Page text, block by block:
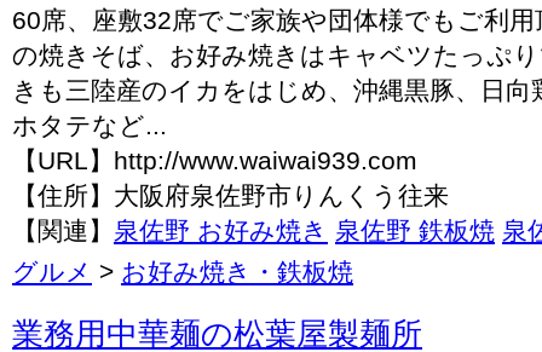
60席、座敷32席でご家族や団体様でもご利
の焼きそば、お好み焼きはキャベツたっぷ
きも三陸産のイカをはじめ、沖縄黒豚、日向
ホタテなど...
【URL】http://www.waiwai939.com
【住所】大阪府泉佐野市りんくう往来
【関連】 泉佐野 お好み焼き 泉佐野 鉄板焼 泉
グルメ > お好み焼き・鉄板焼
業務用中華麺の松葉屋製麺所